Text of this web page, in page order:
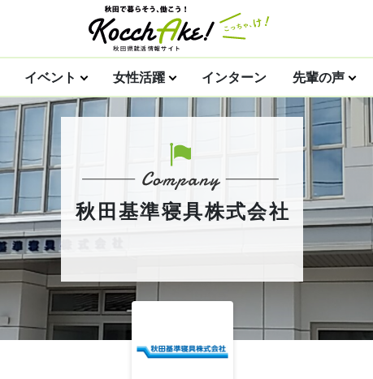
イベント 女性活躍 インターン 先輩の声
秋田基準寝具株式会社